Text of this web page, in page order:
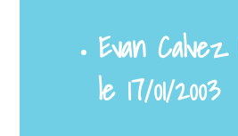
Evan
le 17/01/2003